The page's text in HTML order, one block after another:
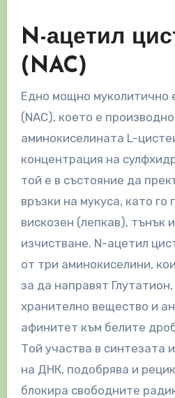
N-ацетил
(NAC)
Едно мощно муколитично
(NAC), което е
аминокиселината L-
концентрация на
той е в състояние да
връзки на мукуса, като го
вискозен (лепкав), тънък
изчистване. N-ацетил
от три аминокиселини,
за да направят
хранително вещество и
афинитет към белите
Той участва в синтезата
на ДНК, подобрява и
блокира свободните